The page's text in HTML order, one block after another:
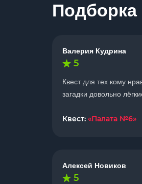
Подборка
Валерия Кудрина
5
Квест для тех кому
загадки довольно
Квест: «Палата №6»
Алексей Новиков
5